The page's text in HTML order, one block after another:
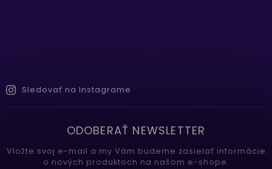
Sledovať na Instagrame
ODOBERAŤ NEWSLETTER
Vložte svoj e-mail a my Vám budeme zasielať informácie
o nových produktoch na našom e-shope.